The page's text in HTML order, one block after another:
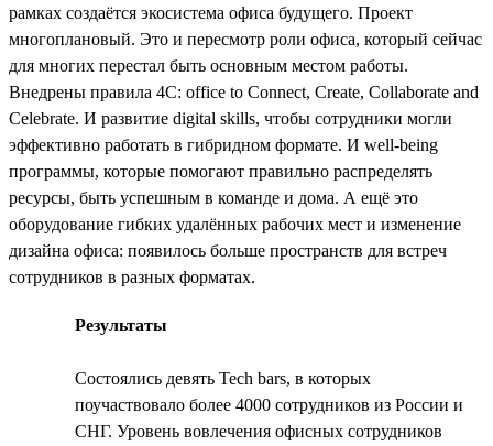
рамках создаётся экосистема офиса будущего. Проект
многоплановый. Это и пересмотр роли офиса, который сейчас
для многих перестал быть основным местом работы.
Внедрены правила 4C: office to Connect, Create, Collaborate and
Celebrate. И развитие digital skills, чтобы сотрудники могли
эффективно работать в гибридном формате. И well-being
программы, которые помогают правильно распределять
ресурсы, быть успешным в команде и дома. А ещё это
оборудование гибких удалённых рабочих мест и изменение
дизайна офиса: появилось больше пространств для встреч
сотрудников в разных форматах.
Результаты
Состоялись девять Tech bars, в которых
поучаствовало более 4000 сотрудников из России и
СНГ. Уровень вовлечения офисных сотрудников